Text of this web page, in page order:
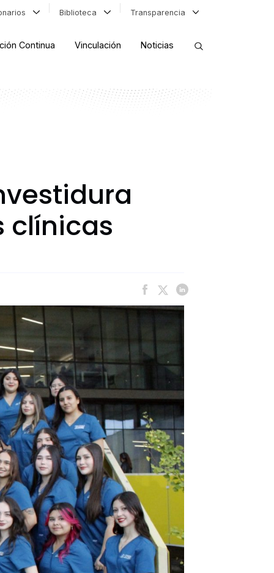
Biblioteca Transparencia
Continua Vinculación Noticias
clínicas